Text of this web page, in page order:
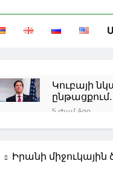
Կուբայի
ընթացքում.
5 Ժամ Ago
Իրանի